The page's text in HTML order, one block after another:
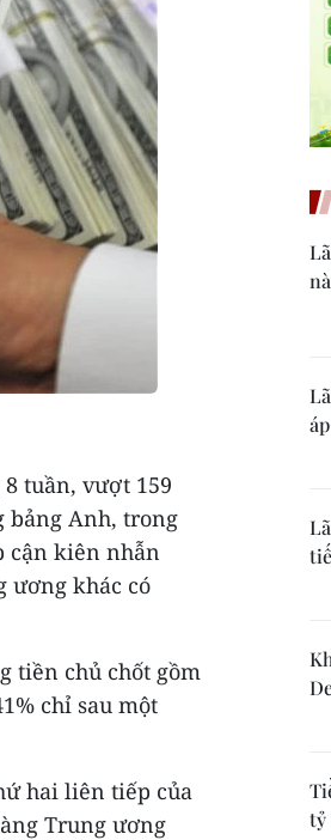
tuần, vượt 159
bảng Anh, trong
cận kiên nhẫn
ương khác có
tiền chủ chốt gồm
chỉ sau một
hai liên tiếp của
Trung ương
tỷ